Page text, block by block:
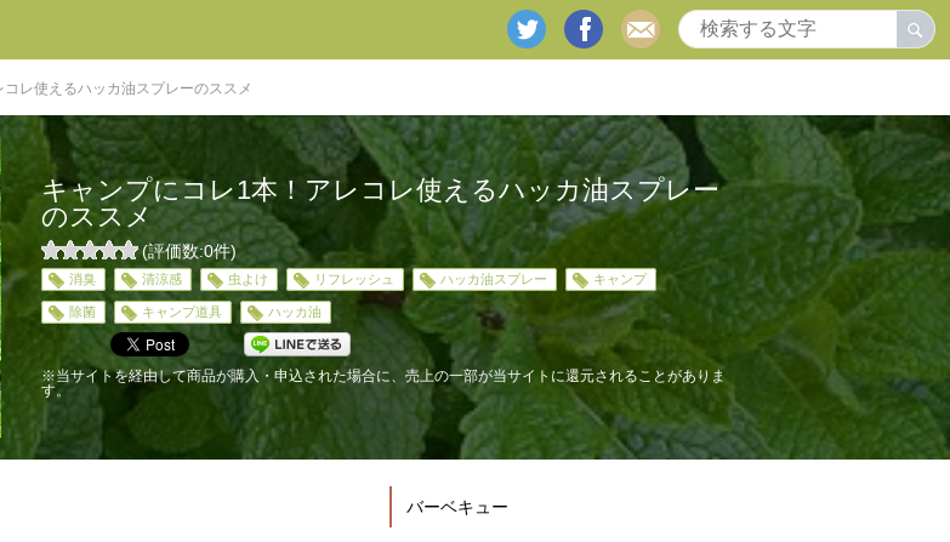
レ使えるハッカ油スプレーのススメ
キャンプにコレ1本！アレコレ使えるハッカ油スプレー
のススメ
0
5
(評価数:0件)
消臭 清涼感 虫よけ リフレッシュ ハッカ油スプレー キャンプ
除菌 キャンプ道具 ハッカ油
※当サイトを経由して商品が購入・申込された場合に、売上の一部が当サイトに還元されることがありま
す。
バーベキュー